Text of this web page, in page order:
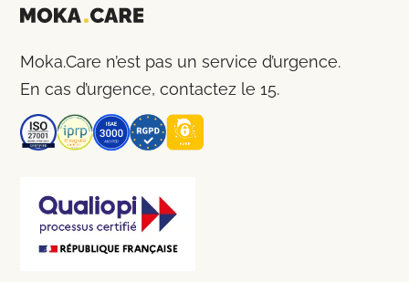
Moka.Care n’est pas un service d’urgence.
En cas d’urgence, contactez le 15.